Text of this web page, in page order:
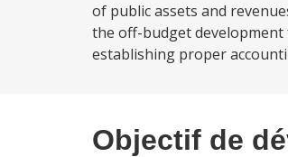
of public assets and
the off-budget
establishing proper
Objectif de